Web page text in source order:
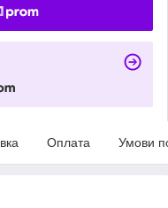
Оплата Умови